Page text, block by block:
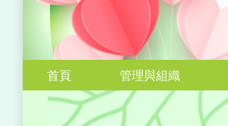
首頁 管理與組織